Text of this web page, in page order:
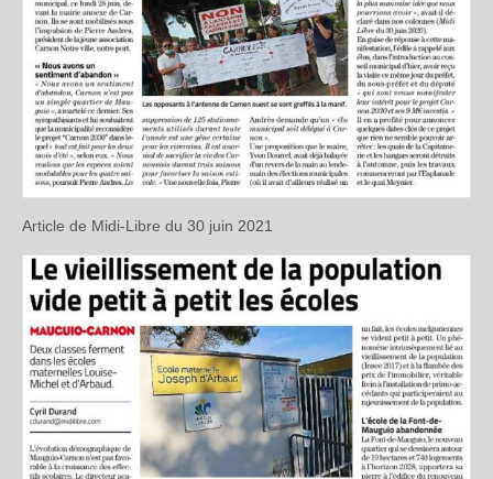
Article de Midi-Libre du 30 juin 2021